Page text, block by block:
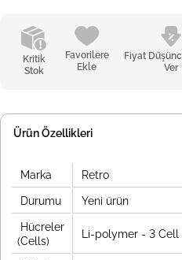
Kritik
Stok
Favorilere
Ekle
Fiyat
Ver
Ürün Özellikleri
Marka Retro
Durumu Yeni ürün
Hücreler
(Cells)
Li-polymer - 3 Cell